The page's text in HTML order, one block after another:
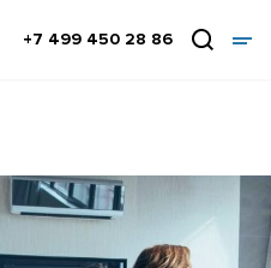
+7 499 450 28 86